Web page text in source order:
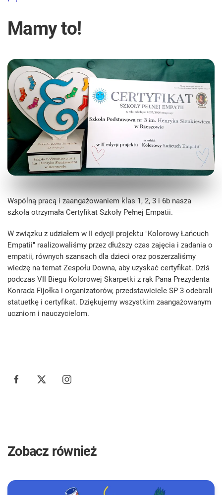
Mamy to!
Wspólną pracą i zaangażowaniem klas 1, 2, 3 i 6b nasza
szkoła otrzymała Certyfikat Szkoły Pełnej Empatii.
W związku z udziałem w II edycji projektu "Kolorowy Łańcuch
Empatii" raalizowaliśmy przez dłuższy czas zajęcia i zadania o
empatii, równych szansach dla dzieci oraz poszerzaliśmy
wiedzę na temat Zespołu Downa, aby uzyskać certyfikat. Dziś
podczas VII Biegu Kolorowej Skarpetki z rąk Pana Prezydenta
Konrada Fijołka i organizatorów, przedstawiciele SP 3 odebrali
statuetkę i certyfikat. Dziękujemy wszystkim zaangażowanym
uczniom i nauczycielom.
Zobacz również